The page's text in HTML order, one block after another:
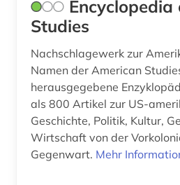
justiz (1)
kalifornien (1)
kanada (19)
karibik (1)
karte (1)
Studies
Nachschlagewerk zur
Namen der American
herausgegebene
als 800 Artikel zur US-
Geschichte, Politik, Kultur,
Wirtschaft von der
Gegenwart. Mehr